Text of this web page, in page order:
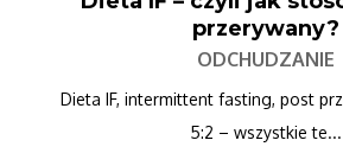
przerywany?
ODCHUDZANIE
Dieta IF, intermittent fasting, post
5:2 – wszystkie te...